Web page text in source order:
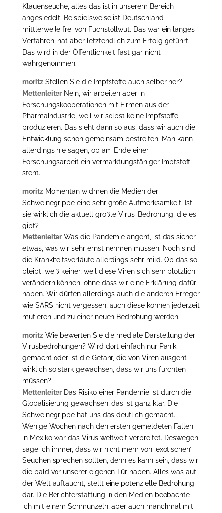
Klauenseuche, alles das ist in unserem Bereich
angesiedelt. Beispielsweise ist Deutschland
mittlerweile frei von Fuchstollwut. Das war ein langes
Verfahren, hat aber letztendlich zum Erfolg geführt.
Das wird in der Öffentlichkeit fast gar nicht
wahrgenommen.
moritzStellen Sie die Impfstoffe auch selber her?
MettenleiterNein, wir arbeiten aber in
Forschungskooperationen mit Firmen aus der
Pharmaindustrie, weil wir selbst keine Impfstoffe
produzieren. Das sieht dann so aus, dass wir auch die
Entwicklung schon gemeinsam bestreiten. Man kann
allerdings nie sagen, ob am Ende einer
Forschungsarbeit ein vermarktungsfähiger Impfstoff
steht.
moritzMomentan widmen die Medien der
Schweinegrippe eine sehr große Aufmerksamkeit. Ist
sie wirklich die aktuell größte Virus-Bedrohung, die es
gibt?
MettenleiterWas die Pandemie angeht, ist das sicher
etwas, was wir sehr ernst nehmen müssen. Noch sind
die Krankheitsverläufe allerdings sehr mild. Ob das so
bleibt, weiß keiner, weil diese Viren sich sehr plötzlich
verändern können, ohne dass wir eine Erklärung dafür
haben. Wir dürfen allerdings auch die anderen Erreger
wie SARS nicht vergessen, auch diese können jederzeit
mutieren und zu einer neuen Bedrohung werden.
moritzWie bewerten Sie die mediale Darstellung der
Virusbedrohungen? Wird dort einfach nur Panik
gemacht oder ist die Gefahr, die von Viren ausgeht
wirklich so stark gewachsen, dass wir uns fürchten
müssen?
MettenleiterDas Risiko einer Pandemie ist durch die
Globalisierung gewachsen, das ist ganz klar. Die
Schweinegrippe hat uns das deutlich gemacht.
Wenige Wochen nach den ersten gemeldeten Fällen
in Mexiko war das Virus weltweit verbreitet. Deswegen
sage ich immer, dass wir nicht mehr von ‚exotischen’
Seuchen sprechen sollten, denn es kann sein, dass wir
die bald vor unserer eigenen Tür haben. Alles was auf
der Welt auftaucht, stellt eine potenzielle Bedrohung
dar. Die Berichterstattung in den Medien beobachte
ich mit einem Schmunzeln, aber auch manchmal mit